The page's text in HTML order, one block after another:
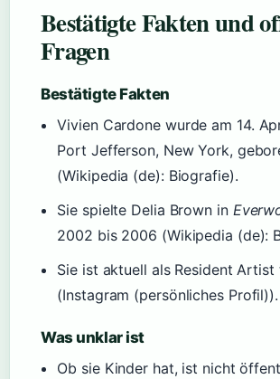
Bestätigte Fakten und
Fragen
Bestätigte Fakten
Vivien Cardone wurde am 14.
Port Jefferson, New York,
(Wikipedia (de): Biografie).
Sie spielte Delia Brown in
2002 bis 2006 (Wikipedia (de):
Sie ist aktuell als Resident Artist
(Instagram (persönliches Profil)).
Was unklar ist
Ob sie Kinder hat, ist nicht